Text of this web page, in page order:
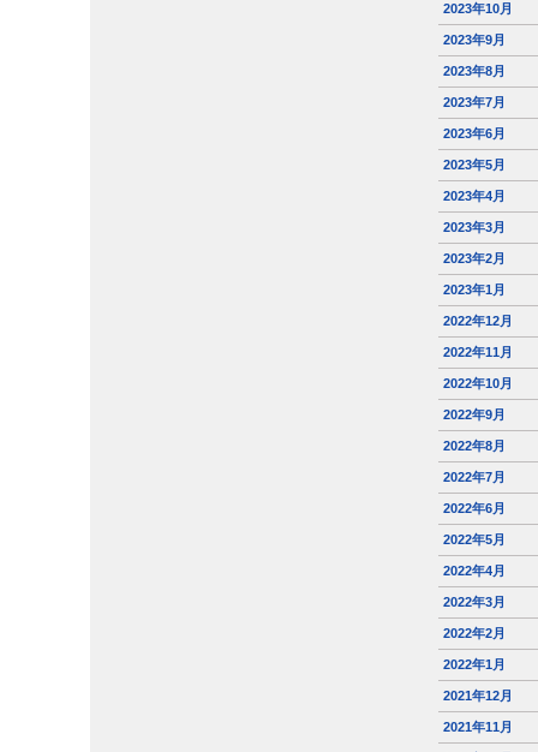
2023年10月
2023年9月
2023年8月
2023年7月
2023年6月
2023年5月
2023年4月
2023年3月
2023年2月
2023年1月
2022年12月
2022年11月
2022年10月
2022年9月
2022年8月
2022年7月
2022年6月
2022年5月
2022年4月
2022年3月
2022年2月
2022年1月
2021年12月
2021年11月